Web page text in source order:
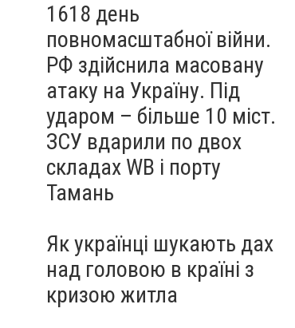
1618 день
повномасштабної війни.
РФ здійснила масовану
атаку на Україну. Під
ударом – більше 10 міст.
ЗСУ вдарили по двох
складах WB і порту
Тамань
Як українці шукають дах
над головою в країні з
кризою житла